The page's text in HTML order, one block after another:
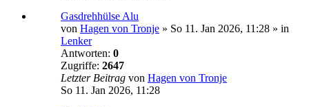
Gasdrehhülse Alu
von Hagen von Tronje » So 11. Jan 2026, 11:28 » in
Lenker
Antworten: 0
Zugriffe: 2647
Letzter Beitrag von Hagen von Tronje
So 11. Jan 2026, 11:28